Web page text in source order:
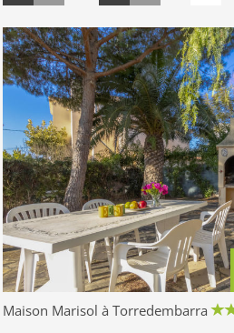
Maison Marisol à Torredembarra